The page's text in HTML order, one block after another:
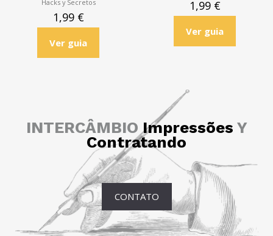
Hacks y Secretos
1,99 €
Ver guia
1,99 €
Ver guia
INTERCÂMBIOImpressões Y
Contratando
CONTATO